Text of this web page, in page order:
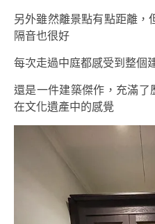
另外雖然離景點有點距離，
隔音也很好
每次走過中庭都感受到整個
還是一件建築傑作，充滿
在文化遺產中的感覺